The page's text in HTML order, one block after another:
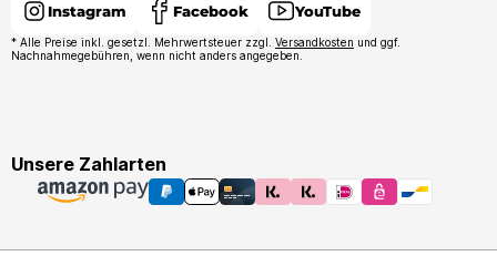
Instagram Facebook YouTube
* Alle Preise inkl. gesetzl. Mehrwertsteuer zzgl. Versandkosten und ggf.
Nachnahmegebühren, wenn nicht anders angegeben.
Unsere Zahlarten